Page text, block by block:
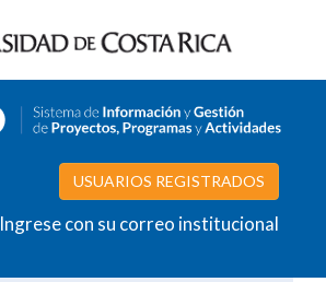
USUARIOS REGISTRADOS
Ingrese con su correo institucional